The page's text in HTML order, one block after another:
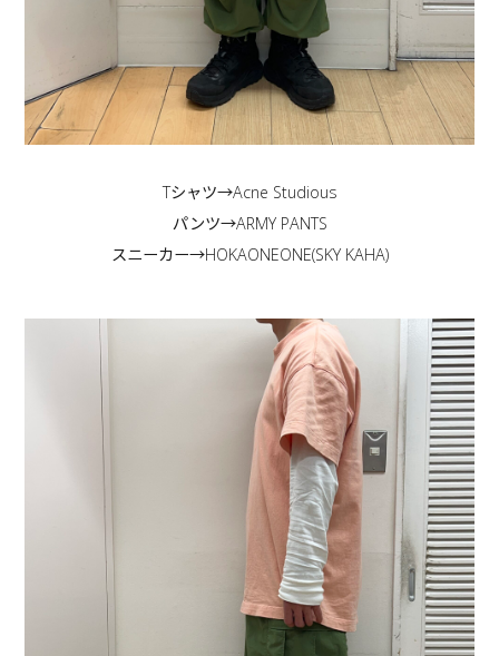
Tシャツ→Acne Studious
パンツ→ARMY PANTS
スニーカー→HOKAONEONE(SKY KAHA)